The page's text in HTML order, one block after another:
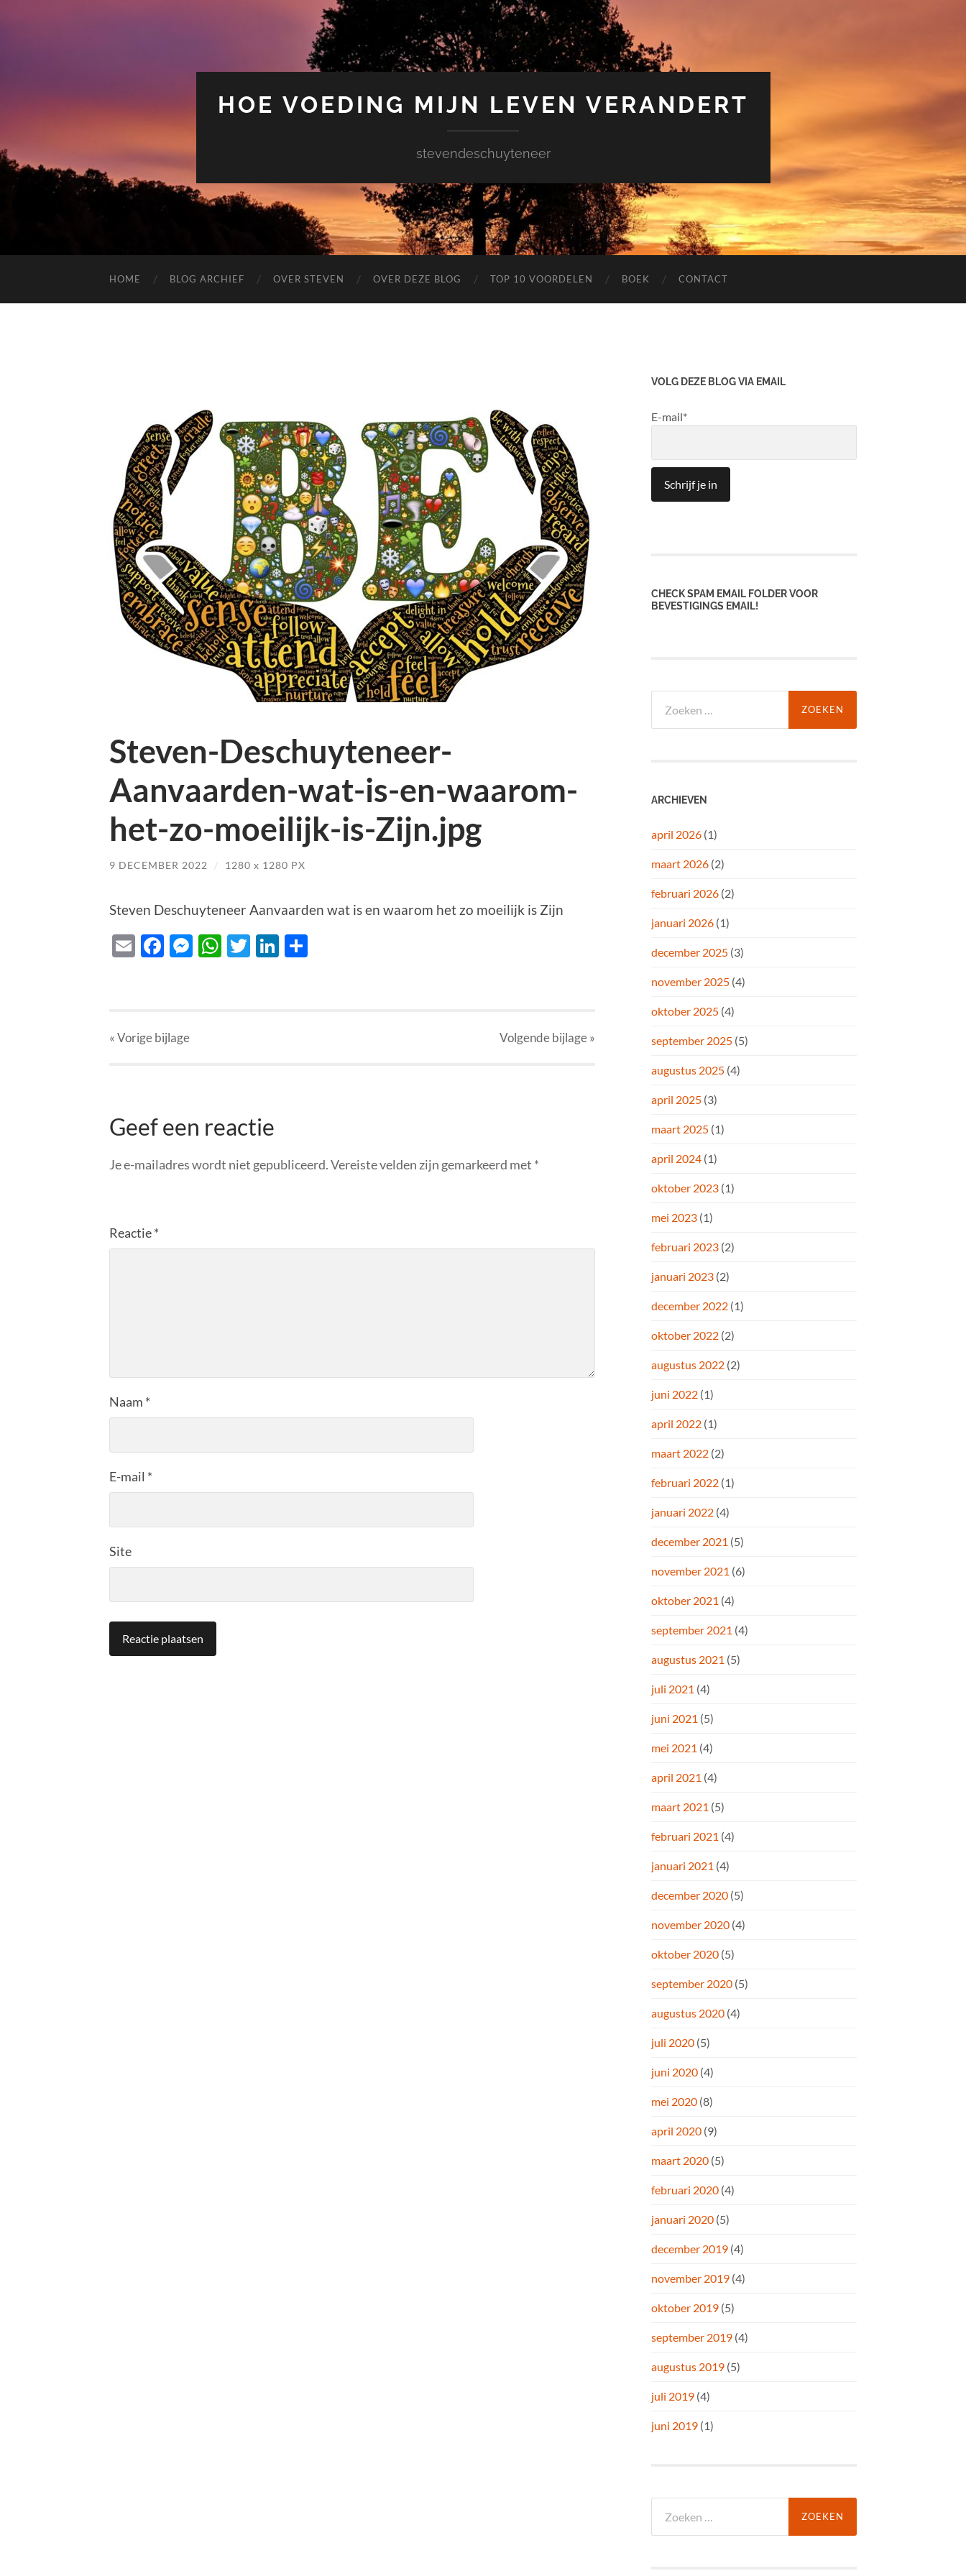
HOE VOEDING MIJN LEVEN VERANDERT
stevendeschuyteneer
HOME BLOG ARCHIEF OVER STEVEN OVER DEZE BLOG TOP 10 VOORDELEN BOEK CONTACT
Steven-Deschuyteneer-
Aanvaarden-wat-is-en-waarom-
het-zo-moeilijk-is-Zijn.jpg
9 DECEMBER 2022 / 1280 x 1280 PX
Steven Deschuyteneer Aanvaarden wat is en waarom het zo moeilijk is Zijn
EmailFacebook
Messenger
WhatsApp
TwitterLinkedIn
« Vorigebijlage Volgendebijlage»
Geef een reactie
Je e-mailadres wordt niet gepubliceerd.Vereiste velden zijn gemarkeerd met *
Reactie*
Naam *
E-mail *
Site
VOLG DEZE BLOG VIA EMAIL
E-mail*
CHECK SPAM EMAIL FOLDER VOOR
BEVESTIGINGS EMAIL!
naar:
ARCHIEVEN
april 2026 (1)
maart 2026 (2)
februari 2026 (2)
januari 2026 (1)
december 2025 (3)
november 2025 (4)
oktober 2025 (4)
september 2025 (5)
augustus 2025 (4)
april 2025 (3)
maart 2025 (1)
april 2024 (1)
oktober 2023 (1)
mei 2023 (1)
februari 2023 (2)
januari 2023 (2)
december 2022 (1)
oktober 2022 (2)
augustus 2022 (2)
juni 2022 (1)
april 2022 (1)
maart 2022 (2)
februari 2022 (1)
januari 2022 (4)
december 2021 (5)
november 2021 (6)
oktober 2021 (4)
september 2021 (4)
augustus 2021 (5)
juli 2021 (4)
juni 2021 (5)
mei 2021 (4)
april 2021 (4)
maart 2021 (5)
februari 2021 (4)
januari 2021 (4)
december 2020 (5)
november 2020 (4)
oktober 2020 (5)
september 2020 (5)
augustus 2020 (4)
juli 2020 (5)
juni 2020 (4)
mei 2020 (8)
april 2020 (9)
maart 2020 (5)
februari 2020 (4)
januari 2020 (5)
december 2019 (4)
november 2019 (4)
oktober 2019 (5)
september 2019 (4)
augustus 2019 (5)
juli 2019 (4)
juni 2019 (1)
naar: